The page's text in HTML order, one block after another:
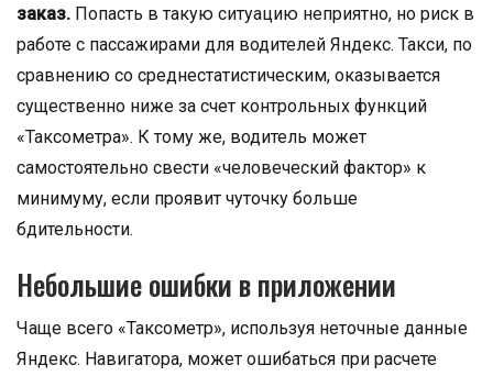
заказ. Попасть в такую ситуацию неприятно, но риск в
работе с пассажирами для водителей Яндекс. Такси, по
сравнению со среднестатистическим, оказывается
существенно ниже за счет контрольных функций
«Таксометра». К тому же, водитель может
самостоятельно свести «человеческий фактор» к
минимуму, если проявит чуточку больше
бдительности.
Небольшие ошибки в приложении
Чаще всего «Таксометр», используя неточные данные
Яндекс. Навигатора, может ошибаться при расчете